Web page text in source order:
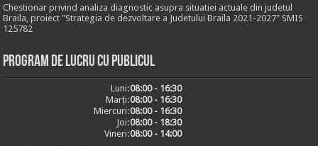
Chestionar privind analiza diagnostic asupra situatiei actuale din judetul
Braila, proiect "Strategia de dezvoltare a Judetului Braila 2021-2027" SMIS
125782
Program de lucru cu publicul
Luni:08:00 - 16:30
Marți:08:00 - 16:30
Miercuri:08:00 - 16:30
Joi:08:00 - 18:30
Vineri:08:00 - 14:00